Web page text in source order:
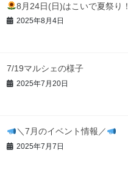
8月24日(日)はこいで夏祭り！
2025年8月4日
7/19マルシェの様子
2025年7月20日
＼7月のイベント情報／
2025年7月7日